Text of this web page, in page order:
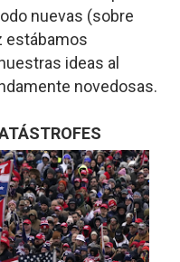
nuevas (sobre
estábamos
ideas al
novedosas.